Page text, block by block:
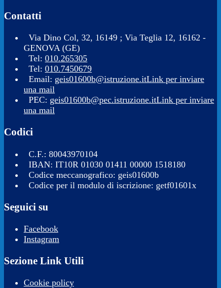
Contatti
Via Dino Col, 32, 16149 ; Via Teglia 12, 16162 -
GENOVA (GE)
Tel: 010.265305
Tel: 010.7450679
Email: geis01600b@istruzione.itLink per inviare
una mail
PEC: geis01600b@pec.istruzione.itLink per inviare
una mail
Codici
C.F.: 80043970104
IBAN: IT10R 01030 01411 00000 1518180
Codice meccanografico: geis01600b
Codice per il modulo di iscrizione: getf01601x
Seguici su
Facebook
Instagram
Sezione Link Utili
Cookie policy